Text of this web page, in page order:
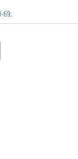
69;